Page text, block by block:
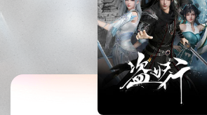
暂无观看影片的记